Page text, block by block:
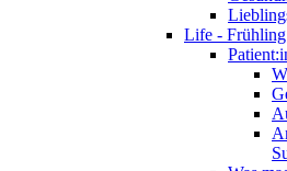
Life -